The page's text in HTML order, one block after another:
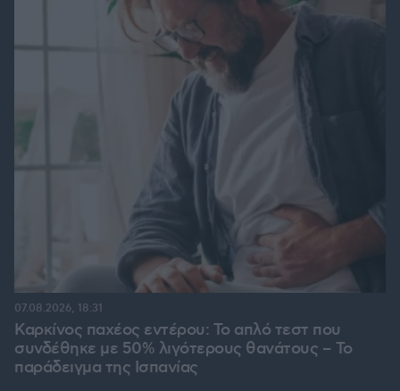
Καρκίνος παχέος εντέρου: Το απλό τεστ που
συνδέθηκε με 50% λιγότερους θανάτους – Το
παράδειγμα της Ισπανίας
07.08.2026, 18:31